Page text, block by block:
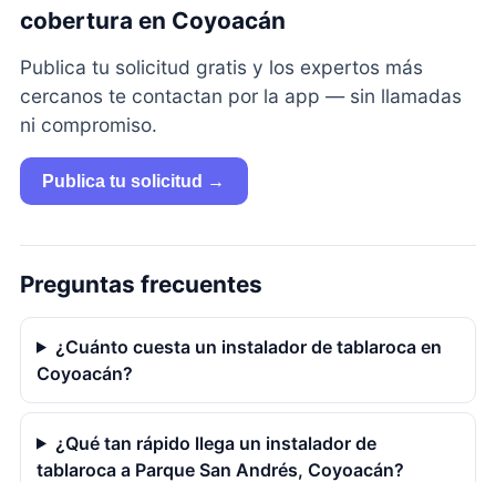
cobertura en Coyoacán
Publica tu solicitud gratis y los expertos más
cercanos te contactan por la app — sin llamadas
ni compromiso.
Publica tu solicitud →
Preguntas frecuentes
¿Cuánto cuesta un instalador de tablaroca en
Coyoacán?
¿Qué tan rápido llega un instalador de
tablaroca a Parque San Andrés, Coyoacán?